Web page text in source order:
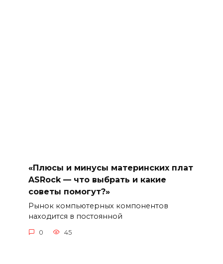
«Плюсы и минусы материнских плат
ASRock — что выбрать и какие
советы помогут?»
Рынок компьютерных компонентов
находится в постоянной
0 45